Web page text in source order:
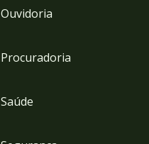
Ouvidoria
Procuradoria
Saúde